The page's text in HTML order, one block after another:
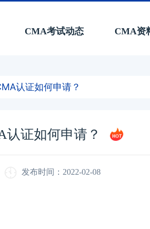
CMA考试动态 CMA资
认证如何申请？
证如何申请？
发布时间：2022-02-08